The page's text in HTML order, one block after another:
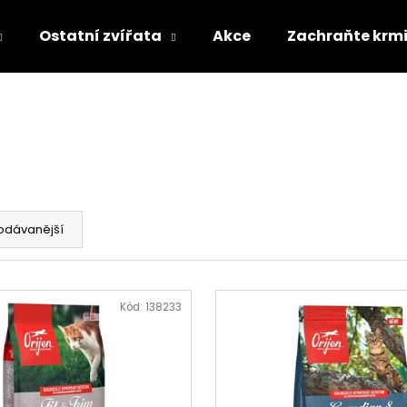
Ostatní zvířata Akce Zachraňte
Kód: 138233
Doporučujeme